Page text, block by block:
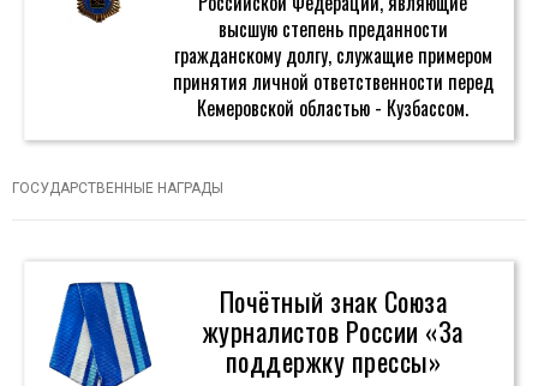
высшую степень преданности
гражданскому долгу, служащие примером
принятия личной ответственности перед
Кемеровской областью - Кузбассом.
ГОСУДАРСТВЕННЫЕ НАГРАДЫ
Почётный знак Союза
журналистов России «За
поддержку прессы»